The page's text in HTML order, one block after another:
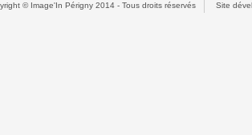
© Image'In Périgny 2014 - Tous droits réservés Site